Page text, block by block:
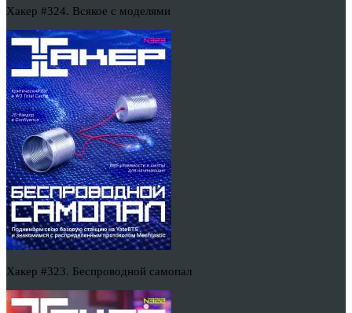
Хакер #324. Всякое с моделями
Хакер #323. Беспроводной самопал